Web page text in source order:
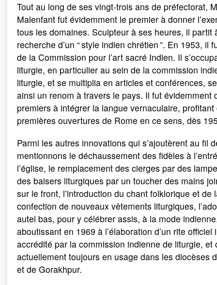
Tout au long de ses vingt-trois ans de préfectorat,
Malenfant fut évidemment le premier à donner
tous les domaines. Sculpteur à ses heures, il partit
recherche d’un “ style indien chrétien ”. En 1953, il
de la Commission pour l’art sacré Indien. Il
liturgie, en particulier au sein de la commission
liturgie, et se multiplia en articles et conférences,
ainsi un renom à travers le pays. Il fut évidemment
premiers à intégrer la langue vernaculaire, profitant
premières ouvertures de Rome en ce sens, dès
Parmi les autres innovations qui s’ajoutèrent au fil
mentionnons le déchaussement des fidèles à
l’église, le remplacement des cierges par des
des baisers liturgiques par un toucher des mains
sur le front, l’introduction du chant folklorique et de
confection de nouveaux vêtements liturgiques,
autel bas, pour y célébrer assis, à la mode
aboutissant en 1969 à l’élaboration d’un rite officiel
accrédité par la commission indienne de liturgie, et
actuellement toujours en usage dans les diocèses
et de Gorakhpur.